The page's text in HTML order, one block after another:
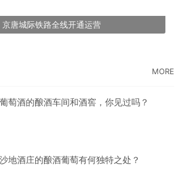
京唐城际铁路全线开通运营
MORE
葡萄酒的酿酒车间和酒窖，你见过吗？
沙地酒庄的酿酒葡萄有何独特之处？